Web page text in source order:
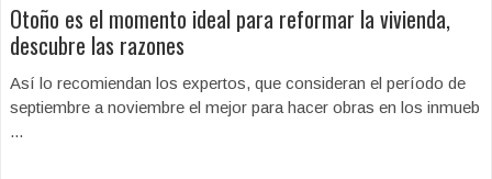
Otoño es el momento ideal para reformar la vivienda,
descubre las razones
Así lo recomiendan los expertos, que consideran el período de
septiembre a noviembre el mejor para hacer obras en los inmueb
...